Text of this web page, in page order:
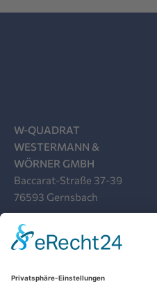
W-QUADRAT
WESTERMANN &
WÖRNER GMBH
Baccarat-Straße 37-39
76593 Gernsbach